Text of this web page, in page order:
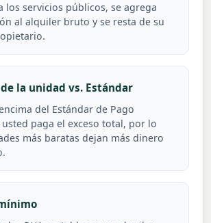
los servicios públicos, se agrega
al alquiler bruto y se resta de su
la unidad vs. Estándar
del Estándar de Pago
paga el exceso total, por lo
más baratas dejan más dinero